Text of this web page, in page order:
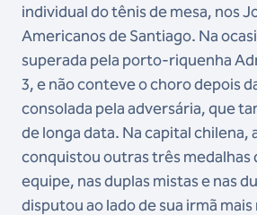
individual do tênis de mesa, nos
Americanos de Santiago. Na
superada pela porto-riquenha
3, e não conteve o choro depois
consolada pela adversária, que
de longa data. Na capital chilena,
conquistou outras três medalhas
equipe, nas duplas mistas e nas
disputou ao lado de sua irmã mais